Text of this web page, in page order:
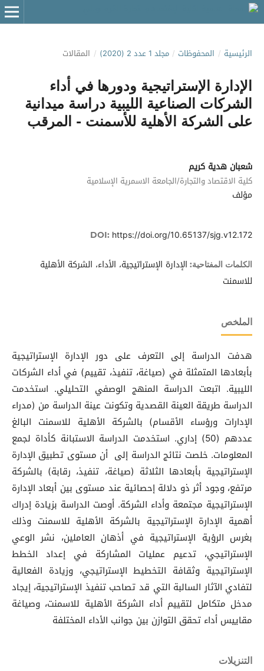
الرئيسية / المحفوظات / مجلد 1 عدد 2 (2020) / المقالات
الإدارة الإستراتيجية ودورها في أداء
الشركات الصناعية الليبية دراسة ميدانية
على الشركة الأهلية للأسمنت - المرقب
شعبان هدية كريم
كلية الاقتصاد والتجارة/الجامعة الاسمرية الإسلامية
مؤلف
DOI: https://doi.org/10.65137/sjg.v12.172
الكلمات المفتاحية: الإدارة الإستراتيجية، الأداء، الشركة الأهلية
للاسمنت
الملخص
هدفت الدراسة إلى التعرف على دور الإدارة الإستراتيجية
بأبعادها المتمثلة في (صياغة، تنفيذ، تقييم) في أداء الشركات
الليبية. اتبعت الدراسة المنهج الوصفي التحليلي. استخدمت
الدراسة طريقة العينة القصدية وتكونت عينة الدراسة من (مدراء
الإدارات ورؤساء الأقسام) بالشركة الأهلية للاسمنت البالغ
عددهم (50) إداري. استخدمت الدراسة الاستبانة كأداة لجمع
المعلومات. خلصت نتائج الدراسة إلى أن مستوى تطبيق الإدارة
الإستراتيجية بأبعادها الثلاثة (صياغة، تنفيذ، رقابة) بالشركة
مرتفع، وجود أثر ذو دلالة إحصائية عند مستوى بين أبعاد الإدارة
الإستراتيجية مجتمعة وأداء الشركة. أوصت الدراسة بزيادة إدراك
أهمية الإدارة الإستراتيجية بالشركة الأهلية للاسمنت وذلك
بغرس الرؤية الإستراتيجية في أذهان العاملين، نشر الوعي
الإستراتيجي، تدعيم عمليات المشاركة في إعداد الخطط
الإستراتيجية وثقافة التخطيط الإستراتيجي، وزيادة الفعالية
لتفادي الآثار السالبة التي قد تصاحب تنفيذ الإستراتيجية، إيجاد
مدخل متكامل لتقييم أداء الشركة الأهلية للاسمنت، وصياغة
مقاييس أداء تحقق التوازن بين جوانب الأداء المختلفة
التنزيلات